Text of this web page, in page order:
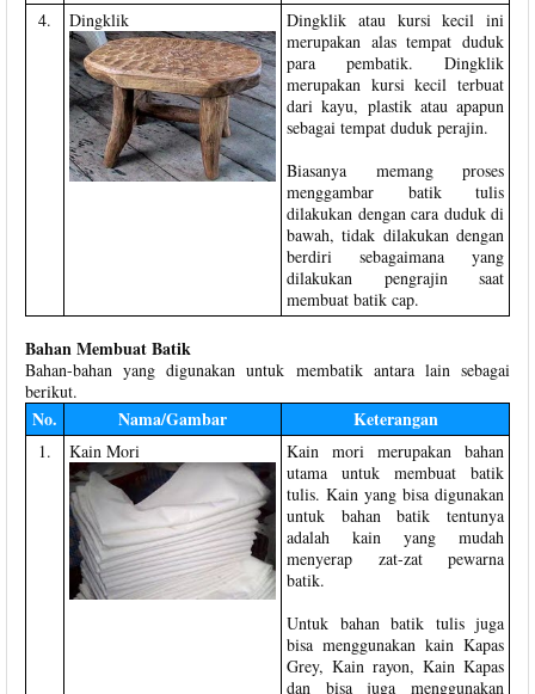
4.
Dingklik
Dingklik atau kursi kecil ini
merupakan alas tempat duduk
para pembatik. Dingklik
merupakan kursi kecil terbuat
dari kayu, plastik atau apapun
sebagai tempat duduk perajin.
Biasanya memang proses
menggambar batik tulis
dilakukan dengan cara duduk di
bawah, tidak dilakukan dengan
berdiri sebagaimana yang
dilakukan pengrajin saat
membuat batik cap.
Bahan Membuat Batik
Bahan-bahan yang digunakan untuk membatik antara lain sebagai
berikut.
No. Nama/Gambar Keterangan
1. Kain Mori
Kain mori merupakan bahan
utama untuk membuat batik
tulis. Kain yang bisa digunakan
untuk bahan batik tentunya
adalah kain yang mudah
menyerap zat-zat pewarna
batik.
Untuk bahan batik tulis juga
bisa menggunakan kain Kapas
Grey, Kain rayon, Kain Kapas
dan bisa juga menggunakan